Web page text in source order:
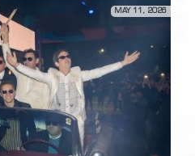
MAY 11, 2026